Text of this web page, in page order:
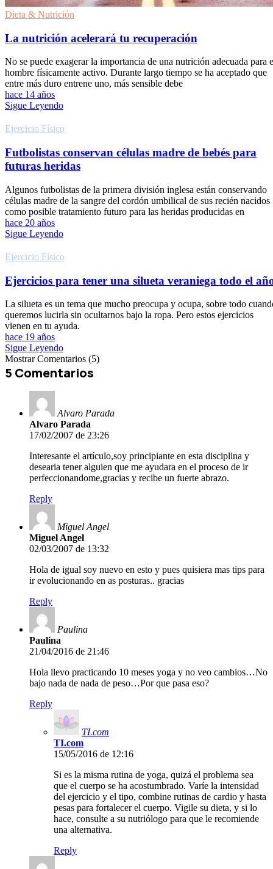
Dieta & Nutrición
La nutrición acelerará tu recuperación
No se puede exagerar la importancia de una nutrición adecuada para
hombre físicamente activo. Durante largo tiempo se ha aceptado que
entre más duro entrene uno, más sensible debe
hace 14 años
Sigue Leyendo
Ejercicio Fí­sico
Futbolistas conservan células madre de bebés para
futuras heridas
Algunos futbolistas de la primera división inglesa están conservando
células madre de la sangre del cordón umbilical de sus recién nacidos
como posible tratamiento futuro para las heridas producidas en
hace 20 años
Sigue Leyendo
Ejercicio Fí­sico
Ejercicios para tener una silueta veraniega todo el
La silueta es un tema que mucho preocupa y ocupa, sobre todo
queremos lucirla sin ocultarnos bajo la ropa. Pero estos ejercicios
vienen en tu ayuda.
hace 19 años
Sigue Leyendo
Mostrar Comentarios (5)
5 Comentarios
Alvaro Parada
Alvaro Parada
17/02/2007 de 23:26
Interesante el artículo,soy principiante en esta disciplina y
desearia tener alguien que me ayudara en el proceso de ir
perfeccionandome,gracias y recibe un fuerte abrazo.
Reply
Miguel Angel
Miguel Angel
02/03/2007 de 13:32
Hola de igual soy nuevo en esto y pues quisiera mas tips para
ir evolucionando en as posturas.. gracias
Reply
Paulina
Paulina
21/04/2016 de 21:46
Hola llevo practicando 10 meses yoga y no veo cambios…No
bajo nada de nada de peso…Por que pasa eso?
Reply
TI.com
TI.com
15/05/2016 de 12:16
Si es la misma rutina de yoga, quizá el problema sea
que el cuerpo se ha acostumbrado. Varíe la intensidad
del ejercicio y el tipo, combine rutinas de cardio y hasta
pesas para fortalecer el cuerpo. Vigile su dieta, y si lo
hace, consulte a su nutriólogo para que le recomiende
una alternativa.
Reply